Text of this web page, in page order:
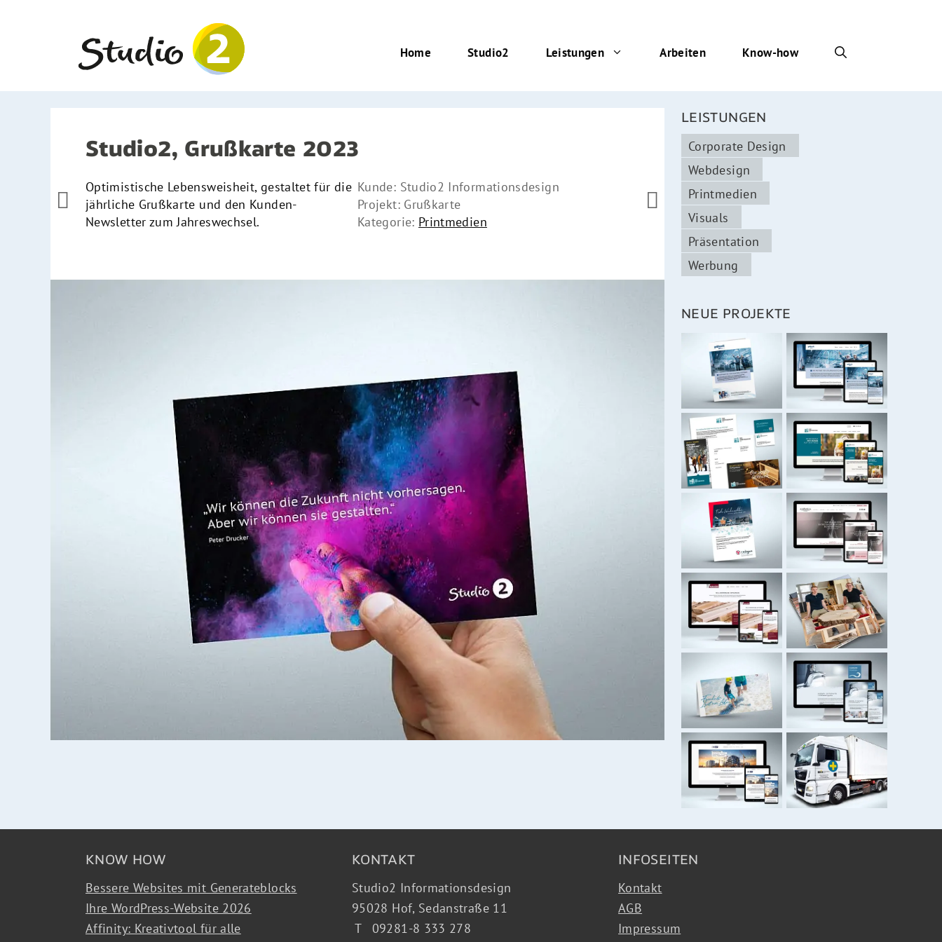
Home Studio2 Leistungen Arbeiten Know-how
Studio2, Grußkarte 2023
 
Optimistische Lebensweisheit, gestaltet für die
jährliche Grußkarte und den Kunden-
Newsletter zum Jahreswechsel.
Kunde: Studio2 Informationsdesign
Projekt: Grußkarte
Kategorie: Printmedien
LEISTUNGEN
Corporate Design
Webdesign
Printmedien
Visuals
Präsentation
Werbung
NEUE PROJEKTE
KNOW HOW
Bessere Websites mit Generateblocks
Ihre WordPress-Website 2026
Affinity: Kreativtool für alle
KONTAKT
Studio2 Informationsdesign
95028 Hof, Sedanstraße 11
T
09281-8 333 278
INFOSEITEN
Kontakt
AGB
Impressum